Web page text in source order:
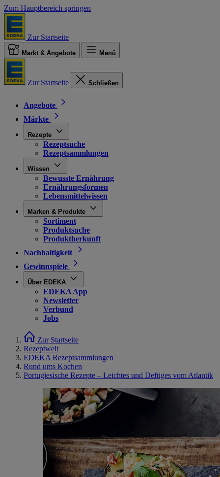
Zum Hauptbereich springen
Zur Startseite
Markt & Angebote Menü
Zur Startseite Schließen
Angebote
Märkte
Rezepte
Rezeptsuche
Rezeptsammlungen
Wissen
Bewusste Ernährung
Ernährungsformen
Lebensmittelwissen
Marken & Produkte
Sortiment
Produktsuche
Produktherkunft
Nachhaltigkeit
Gewinnspiele
Über EDEKA
EDEKA App
Newsletter
Verbund
Jobs
Zur Startseite
Rezeptwelt
EDEKA Rezeptsammlungen
Rund ums Kochen
Portugiesische Rezepte – Leichtes und Deftiges vom Atlantik